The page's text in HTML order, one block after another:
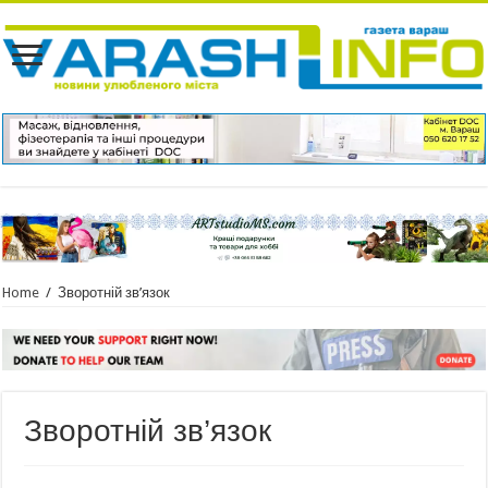
Home / Зворотній зв’язок
Зворотній зв’язок